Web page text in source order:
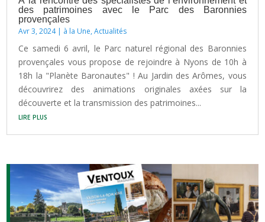
des patrimoines avec le Parc des Baronnies
provençales
Avr 3, 2024| à la Une,Actualités
Ce samedi 6 avril, le Parc naturel régional des Baronnies
provençales vous propose de rejoindre à Nyons de 10h à
18h la "Planète Baronautes" ! Au Jardin des Arômes, vous
découvrirez des animations originales axées sur la
découverte et la transmission des patrimoines...
lire plus